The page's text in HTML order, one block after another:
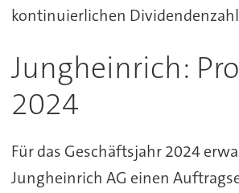
kontinuierlichen
Jungheinrich:
2024
Für das Geschäftsjahr 2024
Jungheinrich AG einen